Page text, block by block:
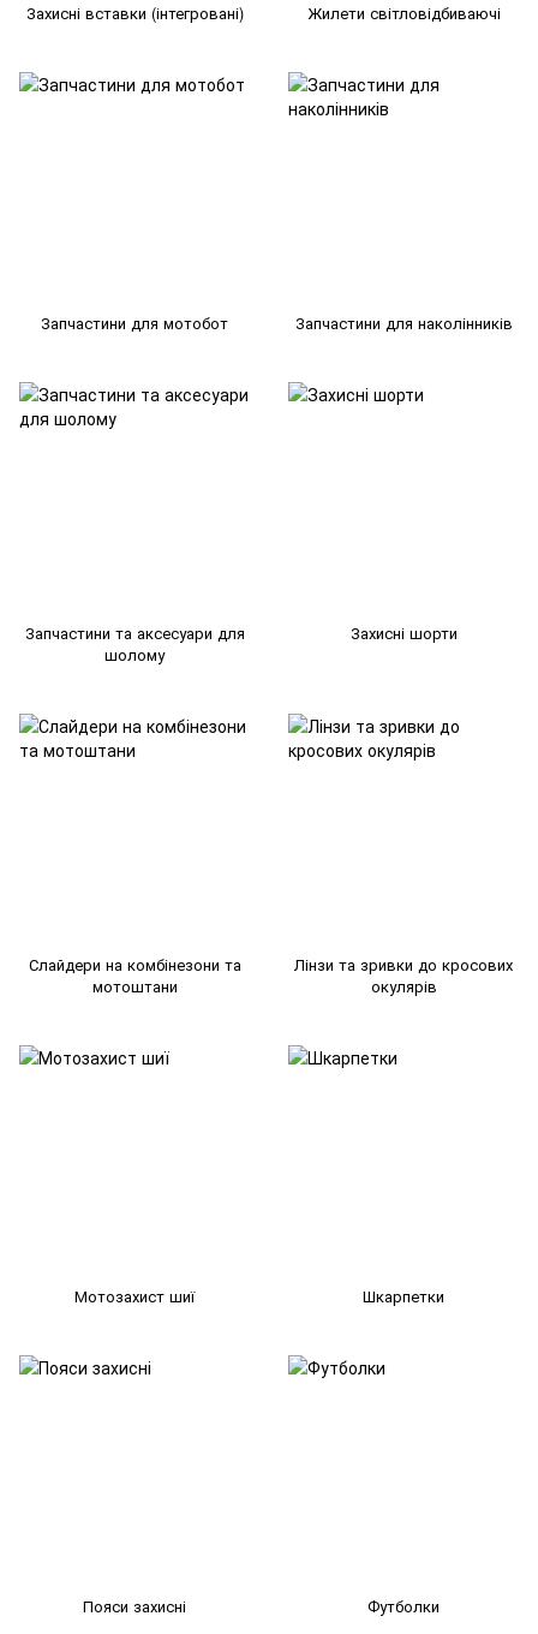
Захисні вставки (інтегровані) Жилети світловідбиваючі
Запчастини для мотобот Запчастини для наколінників
Запчастини та аксесуари для
шолому
Захисні шорти
Слайдери на комбінезони та
мотоштани
Лінзи та зривки до кросових
окулярів
Мотозахист шиї Шкарпетки
Пояси захисні Футболки